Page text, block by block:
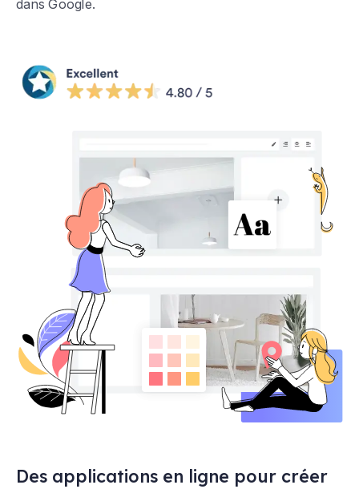
dans Google.
Des applications en ligne pour créer